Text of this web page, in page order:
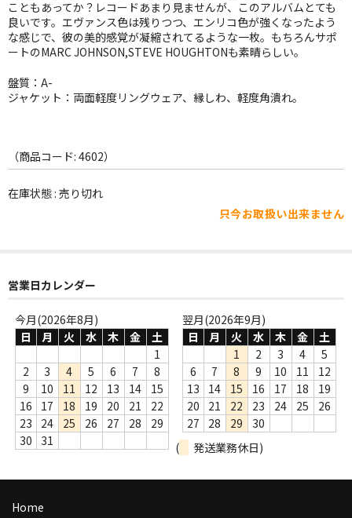
JAZZ-VOCAL
J-POP
FOLK,SSW
その他
7INC
Webのみ no.3
Webのみ no.4
売り切れ
Help
こともあってか？レコードあまり見ませんが、このアルバムとても
良いです。エヴァンス色は残りつつ、エンリコ色が強くなったよう
な感じで、彼の美的感覚が凝縮されてるような一枚。もちろんサポ
ートのMARC JOHNSON,STEVE HOUGHTONも素晴らしい。
盤質：A-
ジャケット：両面軽度リングウェア、縁しわ、軽度角潰れ。
（商品コード: 4602）
在庫状態 : 売り切れ
只今お取扱い出来ません
営業日カレンダー
今月(2026年8月)
日
月 火 水 木 金
土
1
2
3 4 5 6 7
8
9
10 11 12 13 14
15
16
17 18 19 20 21
22
23
24 25 26 27 28
29
30
31
翌月(2026年9月)
日
月 火 水 木 金
土
1
2 3 4
5
6
7 8 9 10 11
12
13
14 15 16 17 18
19
20
21 22 23 24 25
26
27
28 29
30
(
発送業務休日)
Home